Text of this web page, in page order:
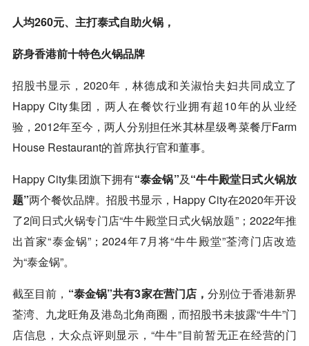
人均260元、主打泰式自助火锅，
跻身香港前十特色火锅品牌
招股书显示，2020年，林德成和关淑怡夫妇共同成立了
Happy City集团，两人在餐饮行业拥有超10年的从业经
验，2012年至今，两人分别担任米其林星级粤菜餐厅Farm
House Restaurant的首席执行官和董事。
Happy City集团旗下拥有“泰金锅”及“牛牛殿堂日式火锅放
题”两个餐饮品牌。招股书显示，Happy City在2020年开设
了2间日式火锅专门店“牛牛殿堂日式火锅放题”；2022年推
出首家“泰金锅”；2024年7月将“牛牛殿堂”荃湾门店改造
为“泰金锅”。
截至目前， “泰金锅”共有3家在营门店，分别位于香港新界
荃湾、九龙旺角及港岛北角商圈，而招股书未披露“牛牛”门
店信息，大众点评则显示，“牛牛”目前暂无正在经营的门